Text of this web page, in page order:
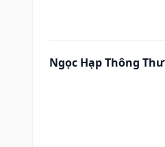
Ngọc Hạp Thông Thư